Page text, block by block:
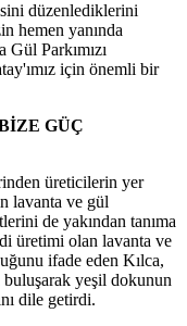
düzenlediklerini
hemen yanında
Gül Parkımızı
için önemli bir
GÜÇ
üreticilerin yer
lavanta ve gül
de yakından tanıma
üretimi olan lavanta ve
ifade eden Kılca,
yeşil dokunun
dile getirdi.